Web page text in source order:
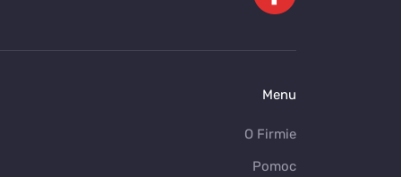
Menu
O Firmie
Pomoc